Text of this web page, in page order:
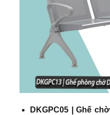
DKGPC05 | Ghế